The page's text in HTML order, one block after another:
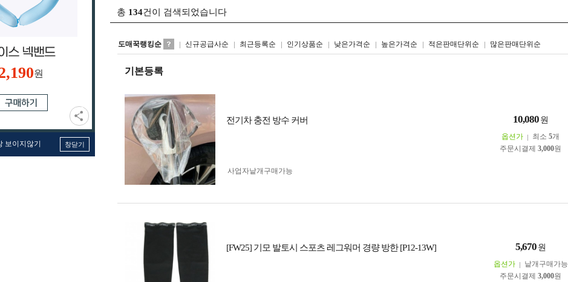
원
보이지않기 창닫기
총 134건이 검색되었습니다
도매꾹랭킹순 신규공급사순 최근등록순 인기상품순 낮은가격순 높은가격순 적은판매단위순 많은판매단위순
리스트형갤러리형
기본등록
전기차 충전 방수 커버 10,080 원
옵션가 최소 5개
주문시결제 3,000원
사업자 낱개구매가능
[FW25] 기모 발토시 스포츠 레그워머 경량 방한 [P12-13W] 5,670 원
옵션가
낱개구매가능
주문시결제 3,000원